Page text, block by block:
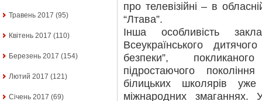
Травень 2017 (95)
Квітень 2017 (110)
Березень 2017 (154)
Лютий 2017 (121)
Січень 2017 (69)
про телевізійні – в
“Лтава”.
Інша особливість
Всеукраїнського
безпеки”,
підростаючого
білицьких школярів
міжнародних